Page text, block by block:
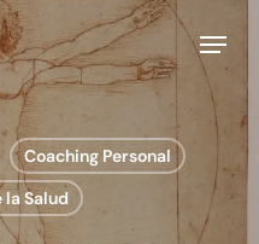
Menu
Coaching Personal
la Salud